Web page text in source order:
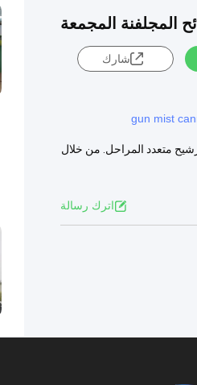
شارك
gun mist
متعدد المراحل. من خلال
اترك رسالة